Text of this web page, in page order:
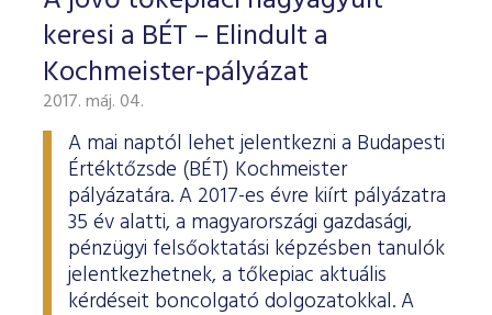
keresi a BÉT – Elindult a
Kochmeister-pályázat
2017. máj. 04.
A mai naptól lehet jelentkezni a Budapesti
Értéktőzsde (BÉT) Kochmeister
pályázatára. A 2017-es évre kiírt pályázatra
35 év alatti, a magyarországi gazdasági,
pénzügyi felsőoktatási képzésben tanulók
jelentkezhetnek, a tőkepiac aktuális
kérdéseit boncolgató dolgozatokkal. A